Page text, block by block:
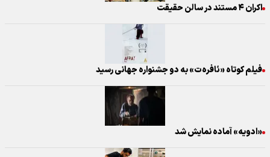
اکران ۴ مستند در سالن حقیقت
فیلم کوتاه «ئافره‌ت» به دو جشنواره جهانی رسید
«ادویه» آماده نمایش شد